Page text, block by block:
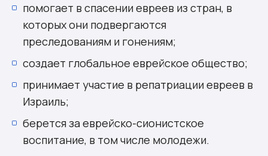
помогает в спасении евреев из стран, в
которых они подвергаются
преследованиям и гонениям;
создает глобальное еврейское общество;
принимает участие в репатриации евреев в
Израиль;
берется за еврейско-сионистское
воспитание, в том числе молодежи.